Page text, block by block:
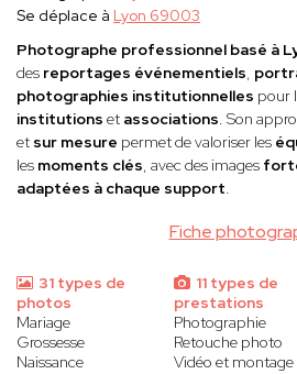
Fiche
Se déplace à Lyon 69003
Photographe professionnel basé à
des reportages événementiels,
photographies institutionnelles pour
institutions et associations. Son
et sur mesure permet de valoriser les
les moments clés, avec des images
adaptées à chaque support.
31 types de
photos
Mariage
Grossesse
Naissance
11 types de
prestations
Photographie
Retouche photo
Vidéo et montage